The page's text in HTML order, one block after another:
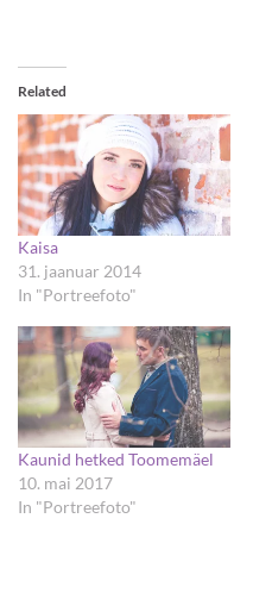
Related
Kaisa
31. jaanuar 2014
In "Portreefoto"
Kaunid hetked Toomemäel
10. mai 2017
In "Portreefoto"